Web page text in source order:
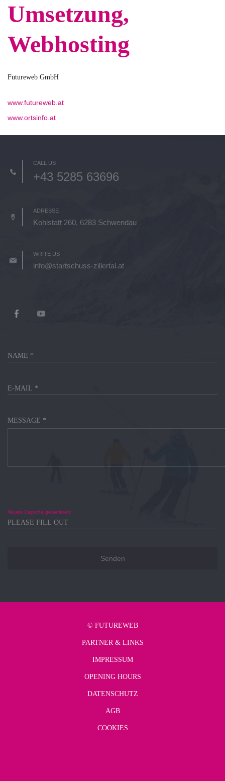
Umsetzung,
Webhosting
Futureweb GmbH
www.futureweb.at
www.ortsinfo.at
CALL US
+43 5285 63696
ADRESSE
Kohlstatt 260, 6283 Schwendau
WRITE US
info@startschuss-zillertal.at
MESSAGE *
Neues Captcha generieren!
© FUTUREWEB
PARTNER & LINKS
IMPRESSUM
OPENING HOURS
DATENSCHUTZ
AGB
COOKIES